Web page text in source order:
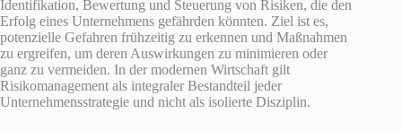
Identifikation, Bewertung und Steuerung von Risiken, die den
Erfolg eines Unternehmens gefährden könnten. Ziel ist es,
potenzielle Gefahren frühzeitig zu erkennen und Maßnahmen
zu ergreifen, um deren Auswirkungen zu minimieren oder
ganz zu vermeiden. In der modernen Wirtschaft gilt
Risikomanagement als integraler Bestandteil jeder
Unternehmensstrategie und nicht als isolierte Disziplin.